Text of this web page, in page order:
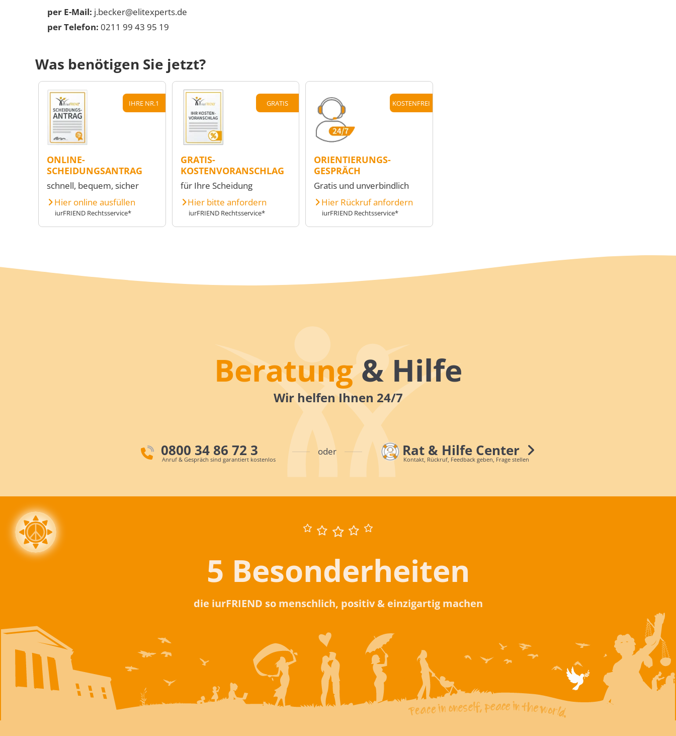
per E-Mail: j.becker@elitexperts.de
per Telefon: 0211 99 43 95 19
Was benötigen Sie jetzt?
IHRE NR.1
ONLINE-
SCHEIDUNGSANTRAG
schnell, bequem, sicher
Hier online ausfüllen
iurFRIEND Rechtsservice*
GRATIS
GRATIS-
KOSTENVORANSCHLAG
für Ihre Scheidung
Hier bitte anfordern
iurFRIEND Rechtsservice*
KOSTENFREI
ORIENTIERUNGS-
GESPRÄCH
Gratis und unverbindlich
Hier Rückruf anfordern
iurFRIEND Rechtsservice*
Beratung& Hilfe
Wir helfen Ihnen 24/7
0800 34 86 72 3
Anruf & Gespräch sind garantiert kostenlos
oder Rat & Hilfe Center
Kontakt, Rückruf, Feedback geben, Frage stellen
5 Besonderheiten
die iurFRIEND so menschlich, positiv & einzigartig machen